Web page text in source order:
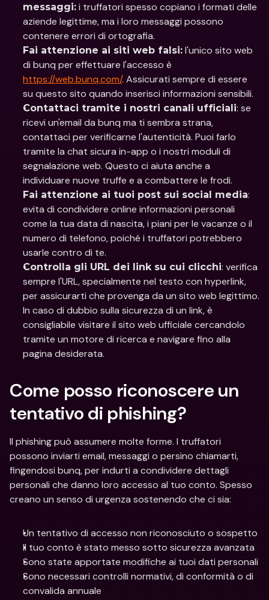
messaggi: i truffatori spesso copiano i formati delle
aziende legittime, ma i loro messaggi possono
contenere errori di ortografia.
Fai attenzione ai siti web falsi: l'unico sito web
https://web.bunq.com/. Assicurati sempre di essere
su questo sito quando inserisci informazioni sensibili.
Contattaci tramite i nostri canali ufficiali: se
ricevi un'email da bunq ma ti sembra strana,
contattaci per verificarne l'autenticità. Puoi farlo
tramite la chat sicura in-app o i nostri moduli di
segnalazione web. Questo ci aiuta anche a
individuare nuove truffe e a combattere le frodi.
Fai attenzione ai tuoi post sui social media:
evita di condividere online informazioni personali
come la tua data di nascita, i piani per le vacanze o il
numero di telefono, poiché i truffatori potrebbero
usarle contro di te.
Controlla gli URL dei link su cui clicchi: verifica
sempre l'URL, specialmente nel testo con hyperlink,
per assicurarti che provenga da un sito web legittimo.
In caso di dubbio sulla sicurezza di un link, è
consigliabile visitare il sito web ufficiale cercandolo
tramite un motore di ricerca e navigare fino alla
pagina desiderata.
Come posso riconoscere un
tentativo di phishing?
Il phishing può assumere molte forme. I truffatori
possono inviarti email, messaggi o persino chiamarti,
fingendosi bunq, per indurti a condividere dettagli
personali che danno loro accesso al tuo conto. Spesso
creano un senso di urgenza sostenendo che ci sia:
Un tentativo di accesso non riconosciuto o sospetto
Il tuo conto è stato messo sotto sicurezza avanzata
Sono state apportate modifiche ai tuoi dati personali
Sono necessari controlli normativi, di conformità o di
convalida annuale